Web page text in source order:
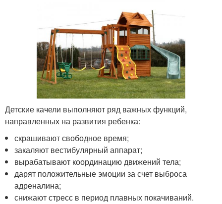
Детские качели выполняют ряд важных функций,
направленных на развития ребенка:
скрашивают свободное время;
закаляют вестибулярный аппарат;
вырабатывают координацию движений тела;
дарят положительные эмоции за счет выброса
адреналина;
снижают стресс в период плавных покачиваний.